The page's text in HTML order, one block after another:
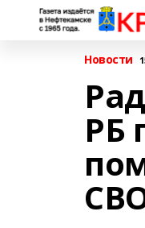
Новости
РБ